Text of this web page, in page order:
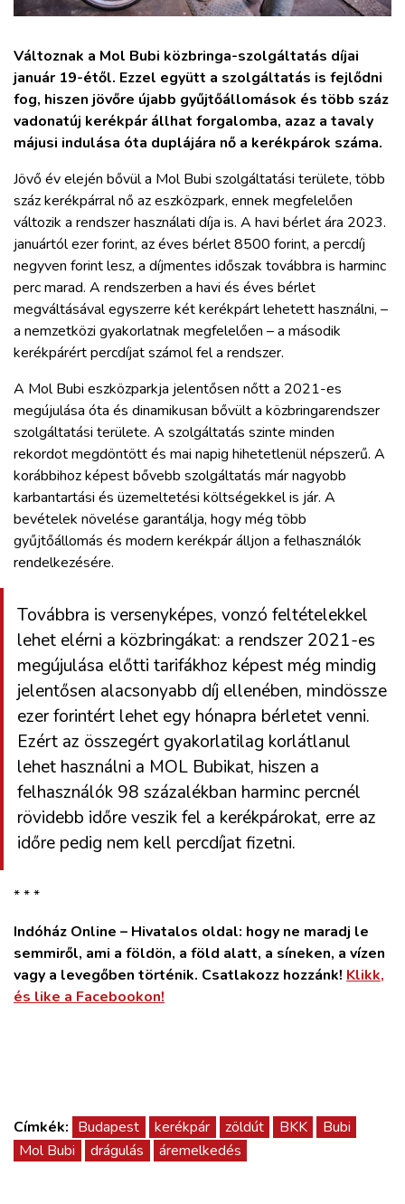
ARCHÍVUM
WEBSHOP
BELÉPÉS
REGISZTRÁCIÓ
Változnak a Mol Bubi közbringa-szolgáltatás díjai
január 19-étől. Ezzel együtt a szolgáltatás is fejlődni
fog, hiszen jövőre újabb gyűjtőállomások és több száz
vadonatúj kerékpár állhat forgalomba, azaz a tavaly
májusi indulása óta duplájára nő a kerékpárok száma.
Jövő év elején bővül a Mol Bubi szolgáltatási területe, több
száz kerékpárral nő az eszközpark, ennek megfelelően
változik a rendszer használati díja is. A havi bérlet ára 2023.
januártól ezer forint, az éves bérlet 8500 forint, a percdíj
negyven forint lesz, a díjmentes időszak továbbra is harminc
perc marad. A rendszerben a havi és éves bérlet
megváltásával egyszerre két kerékpárt lehetett használni, –
a nemzetközi gyakorlatnak megfelelően – a második
kerékpárért percdíjat számol fel a rendszer.
A Mol Bubi eszközparkja jelentősen nőtt a 2021-es
megújulása óta és dinamikusan bővült a közbringarendszer
szolgáltatási területe. A szolgáltatás szinte minden
rekordot megdöntött és mai napig hihetetlenül népszerű. A
korábbihoz képest bővebb szolgáltatás már nagyobb
karbantartási és üzemeltetési költségekkel is jár. A
bevételek növelése garantálja, hogy még több
gyűjtőállomás és modern kerékpár álljon a felhasználók
rendelkezésére.
Továbbra is versenyképes, vonzó feltételekkel
lehet elérni a közbringákat: a rendszer 2021-es
megújulása előtti tarifákhoz képest még mindig
jelentősen alacsonyabb díj ellenében, mindössze
ezer forintért lehet egy hónapra bérletet venni.
Ezért az összegért gyakorlatilag korlátlanul
lehet használni a MOL Bubikat, hiszen a
felhasználók 98 százalékban harminc percnél
rövidebb időre veszik fel a kerékpárokat, erre az
időre pedig nem kell percdíjat fizetni.
* * *
Indóház Online – Hivatalos oldal: hogy ne maradj le
semmiről, ami a földön, a föld alatt, a síneken, a vízen
vagy a levegőben történik. Csatlakozz hozzánk! Klikk,
és like a Facebookon!
Címkék: Budapest kerékpár zöldút BKK
Bubi
Mol Bubi
drágulás áremelkedés